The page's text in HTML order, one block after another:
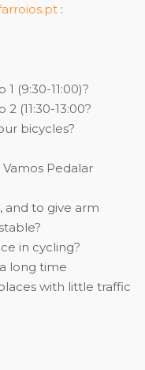
:
(9:30-11:00)?
(11:30-13:00?
bicycles?
Pedalar
and to give arm
in cycling?
long time
with little traffic